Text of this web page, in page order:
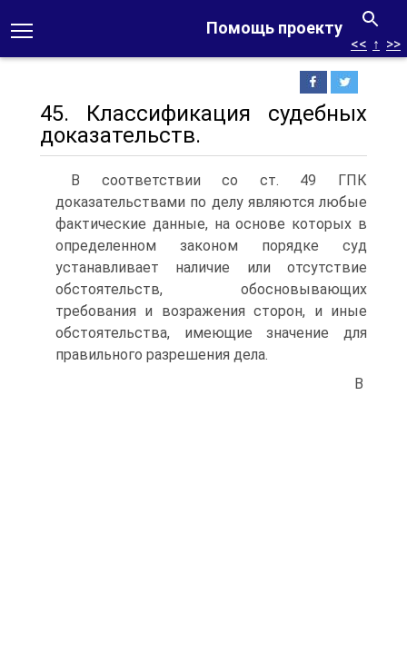
Помощь проекту
<< ↑ >>
45. Классификация судебных
доказательств.
В соответствии со ст. 49 ГПК
доказательствами по делу являются любые
фактические данные, на основе которых в
определенном законом порядке суд
устанавливает наличие или отсутствие
обстоятельств, обосновывающих
требования и возражения сторон, и иные
обстоятельства, имеющие значение для
правильного разрешения дела.
В